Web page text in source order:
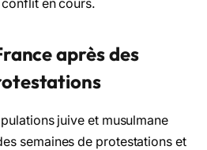
en cours.
après des
juive et musulmane
semaines de protestations et